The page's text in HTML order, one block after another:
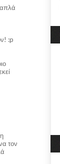
:p
τον